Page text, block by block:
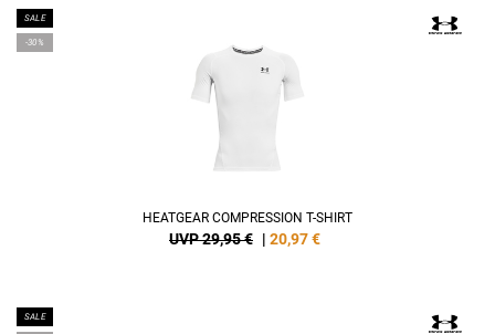
SALE
-30%
HEATGEAR COMPRESSION T-SHIRT
UVP 29,95 € | 20,97€
SALE